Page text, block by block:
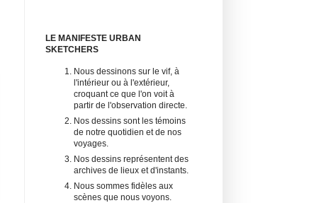
LE MANIFESTE URBAN
SKETCHERS
Nous dessinons sur le vif, à
l'intérieur ou à l'extérieur,
croquant ce que l'on voit à
partir de l'observation directe.
Nos dessins sont les témoins
de notre quotidien et de nos
voyages.
Nos dessins représentent des
archives de lieux et d'instants.
Nous sommes fidèles aux
scènes que nous voyons.